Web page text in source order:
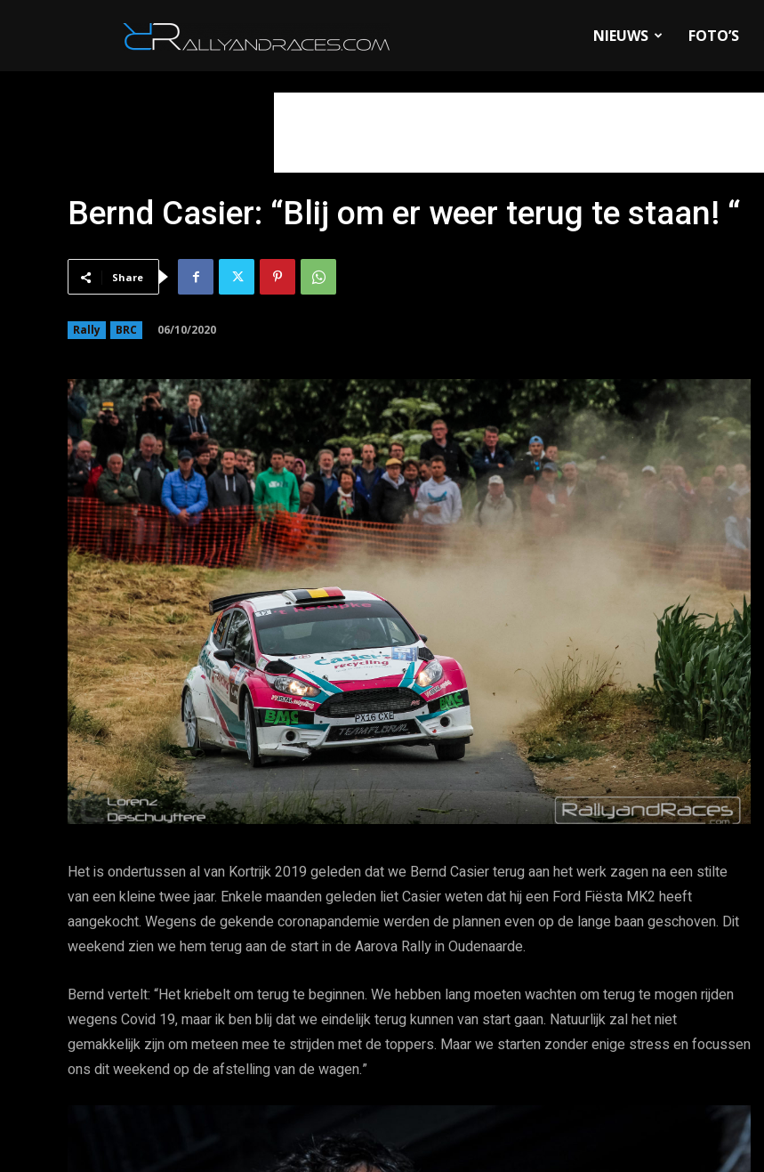
NIEUWS FOTO’S
Bernd Casier: “Blij om er weer terug te staan! “
Share
Rally BRC 06/10/2020
Het is ondertussen al van Kortrijk 2019 geleden dat we Bernd Casier terug aan het werk zagen na een stilte
van een kleine twee jaar. Enkele maanden geleden liet Casier weten dat hij een Ford Fiësta MK2 heeft
aangekocht. Wegens de gekende coronapandemie werden de plannen even op de lange baan geschoven. Dit
weekend zien we hem terug aan de start in de Aarova Rally in Oudenaarde.
Bernd vertelt: “Het kriebelt om terug te beginnen. We hebben lang moeten wachten om terug te mogen rijden
wegens Covid 19, maar ik ben blij dat we eindelijk terug kunnen van start gaan. Natuurlijk zal het niet
gemakkelijk zijn om meteen mee te strijden met de toppers. Maar we starten zonder enige stress en focussen
ons dit weekend op de afstelling van de wagen.”